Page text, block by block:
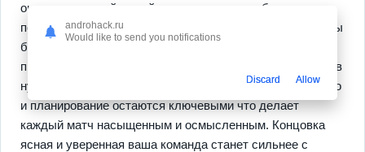
ощутимо каждый новый уровень приносит бонусы
полезные в бою и шанс открыть редкие способности. Вы
быстро почувствуете прогресс и получите
преимущество от грамотных комбинаций даже без часов
нудного гринда. Управление одно касание но мастерство
и планирование остаются ключевыми что делает
каждый матч насыщенным и осмысленным. Концовка
ясная и уверенная ваша команда станет сильнее с
androhack.ru
Would like to send you notifications
Discard Allow